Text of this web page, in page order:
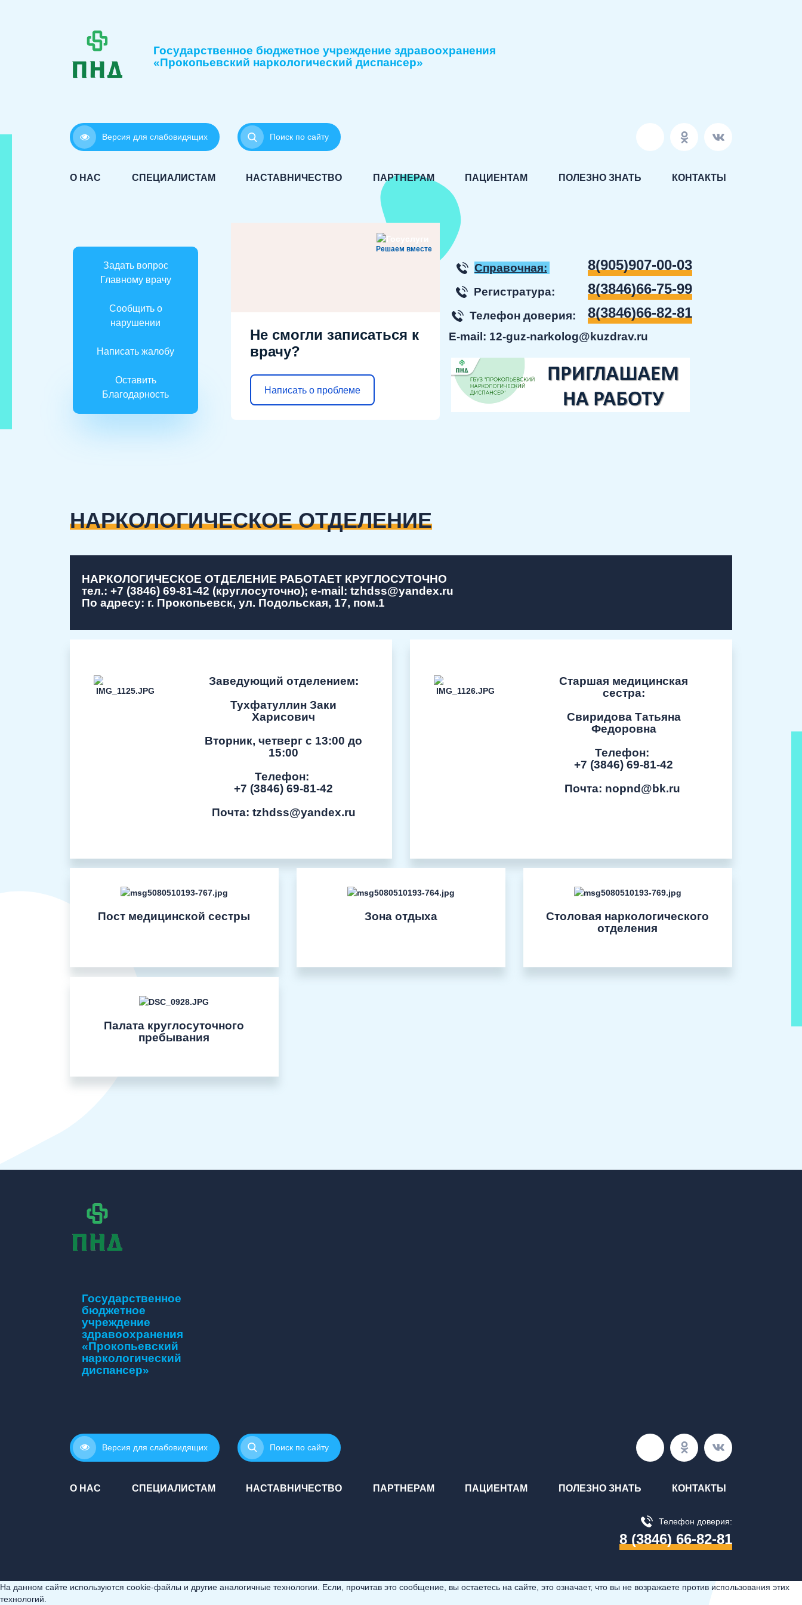
Государственное бюджетное учреждение здравоохранения
«Прокопьевский наркологический диспансер»
Версия для слабовидящих Поиск по сайту
О НАС СПЕЦИАЛИСТАМ НАСТАВНИЧЕСТВО ПАРТНЕРАМ ПАЦИЕНТАМ ПОЛЕЗНО ЗНАТЬ КОНТАКТЫ
Задать вопрос
Главному врачу
Сообщить о
нарушении
Написать жалобу
Оставить
Благодарность
Решаем вместе
Не смогли записаться к
врачу?
Написать о проблеме
Справочная: 8(905)907-00-03
Регистратура: 8(3846)66-75-99
Телефон доверия: 8(3846)66-82-81
E-mail: 12-guz-narkolog@kuzdrav.ru
НАРКОЛОГИЧЕСКОЕ ОТДЕЛЕНИЕ
НАРКОЛОГИЧЕСКОЕ ОТДЕЛЕНИЕ РАБОТАЕТ КРУГЛОСУТОЧНО
тел.: +7 (3846) 69-81-42 (круглосуточно); e-mail: tzhdss@yandex.ru
По адресу: г. Прокопьевск, ул. Подольская, 17, пом.1
Заведующий отделением:
Тухфатуллин Заки
Харисович
Вторник, четверг с 13:00 до
15:00
Телефон:
+7 (3846) 69-81-42
Почта: tzhdss@yandex.ru
Старшая медицинская
сестра:
Свиридова Татьяна
Федоровна
Телефон:
+7 (3846) 69-81-42
Почта: nopnd@bk.ru
Пост медицинской сестры Зона отдыха
Столовая наркологического
отделения
Палата круглосуточного
пребывания
Государственное
бюджетное
учреждение
здравоохранения
«Прокопьевский
наркологический
диспансер»
Версия для слабовидящих Поиск по сайту
О НАС СПЕЦИАЛИСТАМ НАСТАВНИЧЕСТВО ПАРТНЕРАМ ПАЦИЕНТАМ ПОЛЕЗНО ЗНАТЬ КОНТАКТЫ
Телефон доверия:
8 (3846) 66-82-81
На данном сайте используются cookie-файлы и другие аналогичные технологии. Если, прочитав это сообщение, вы остаетесь на сайте, это означает, что вы не возражаете против использования этих
технологий.